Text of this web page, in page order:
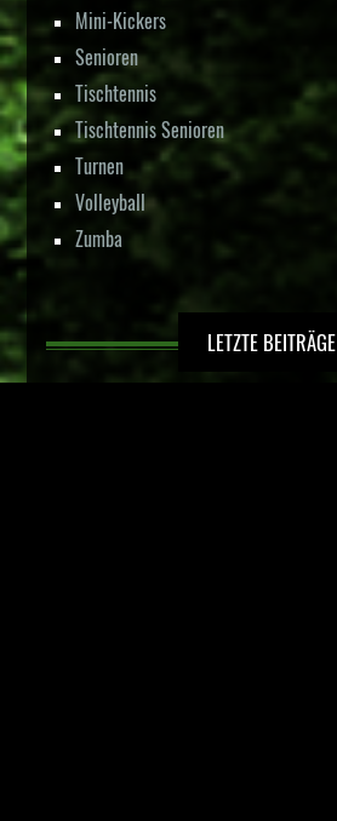
Mini-Kickers
Senioren
Tischtennis
Tischtennis Senioren
Turnen
Volleyball
Zumba
LETZTE BEITRÄGE